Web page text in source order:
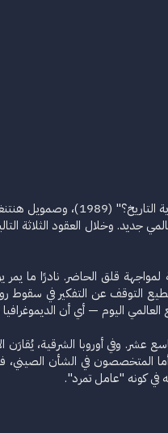
هانس ماغنوس إنتسنسبيرغر "الحروب الأهلية" (1994) كلها
قلق الحاضر. نادرًا ما
التوقف عن التفكير في
اليوم — أي أن
وفي أوروبا الشرقية، يُقارَن
أما المتخصصون في الشأن
في كونه "عامل تمرد".